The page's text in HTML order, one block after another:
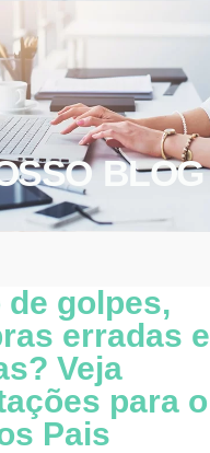
BLOG
de golpes,
erradas e
Veja
para o
Pais